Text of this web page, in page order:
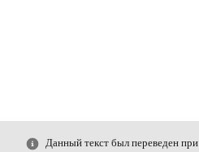
Закрыть
Данный текст был переведен